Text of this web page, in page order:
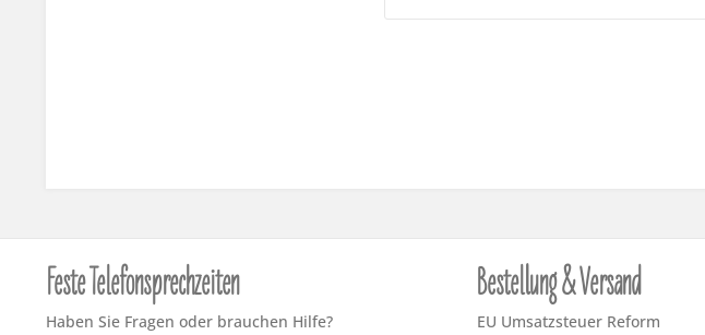
Feste Telefonsprechzeiten
Haben Sie Fragen oder brauchen Hilfe?
Bestellung & Versand
EU Umsatzsteuer Reform